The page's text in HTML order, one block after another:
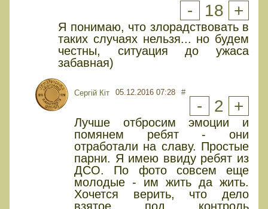
- 18 +
Я понимаю, что злорадствовать в
таких случаях нельзя... но будем
честны, ситуация до ужаса
забавная)
Сергій Кіт 05.12.2016 07:28 #
- 2 +
Лучше отбросим эмоции и
помянем ребят - они
отработали на славу. Простые
парни. Я имею ввиду ребят из
ДСО. По фото совсем еще
молодые - им жить да жить.
Хочется верить, что дело
взятое под контроль